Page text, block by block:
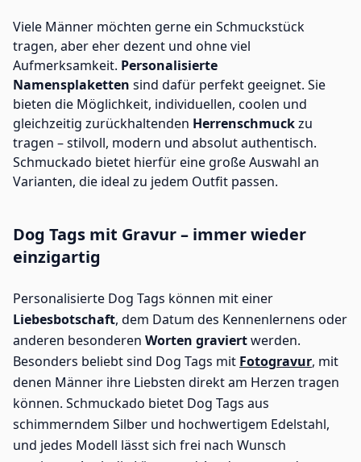
Viele Männer möchten gerne ein Schmuckstück
tragen, aber eher dezent und ohne viel
Aufmerksamkeit. Personalisierte
Namensplaketten sind dafür perfekt geeignet. Sie
bieten die Möglichkeit, individuellen, coolen und
gleichzeitig zurückhaltenden Herrenschmuckzu
tragen – stilvoll, modern und absolut authentisch.
Schmuckado bietet hierfür eine große Auswahl an
Varianten, die ideal zu jedem Outfit passen.
Dog Tags mit Gravur – immer wieder
einzigartig
Personalisierte Dog Tags können mit einer
Liebesbotschaft, dem Datum des Kennenlernens oder
anderen besonderen Worten graviertwerden.
Besonders beliebt sind Dog Tags mit Fotogravur, mit
denen Männer ihre Liebsten direkt am Herzen tragen
können. Schmuckado bietet Dog Tags aus
schimmerndem Silber und hochwertigem Edelstahl,
und jedes Modell lässt sich frei nach Wunsch